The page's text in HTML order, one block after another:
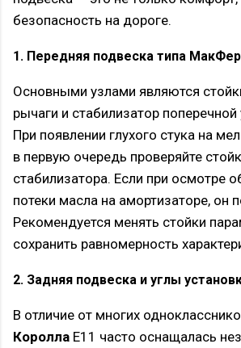
безопасность на дороге.
1. Передняя подвеска типа
Основными узлами являются
рычаги и стабилизатор поперечной
При появлении глухого стука на
в первую очередь проверяйте
стабилизатора. Если при осмотре
потеки масла на амортизаторе, он
Рекомендуется менять стойки
сохранить равномерность
2. Задняя подвеска и углы
В отличие от многих
Королла E11 часто оснащалась